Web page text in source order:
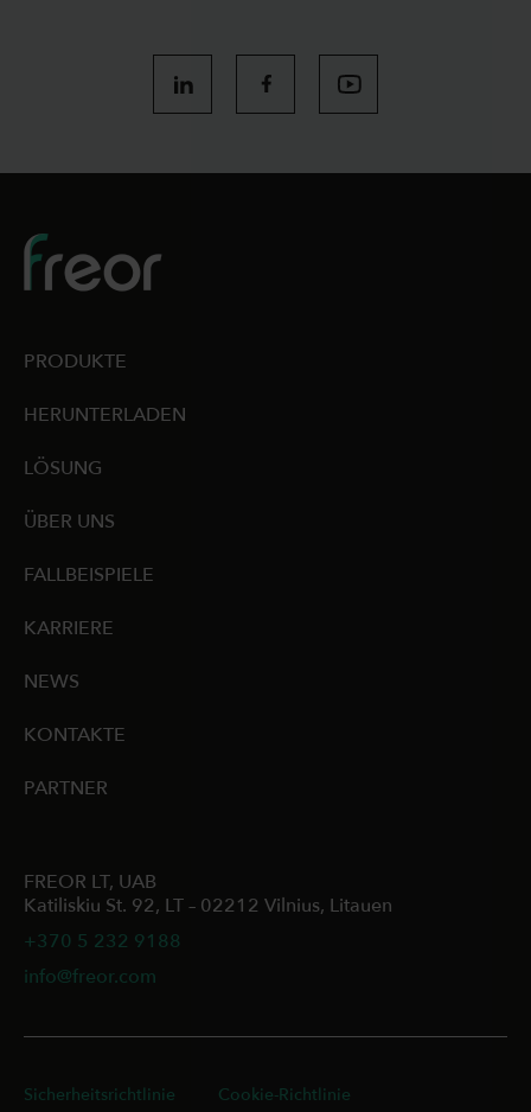
FREOR LT, UAB
Katiliskiu St. 92, LT – 02212 Vilnius, Litauen
+370 5 232 9188
info@freor.com
PRODUKTE
HERUNTERLADEN
LÖSUNG
ÜBER UNS
FALLBEISPIELE
KARRIERE
NEWS
KONTAKTE
PARTNER
Sicherheitsrichtlinie Cookie-Richtlinie